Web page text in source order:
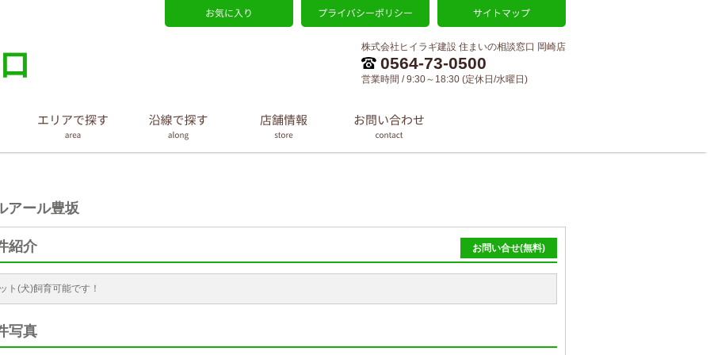
株式会社ヒイラギ建設 住まいの相談窓口 岡崎店
0564-73-0500
営業時間 / 9:30～18:30 (定休日/水曜日)
アール豊坂
紹介 お問い合せ(無料)
ト(犬)飼育可能です！
写真